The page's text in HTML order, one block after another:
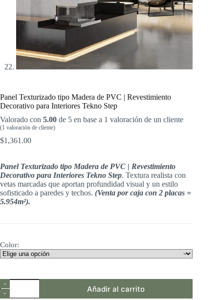
Panel Texturizado tipo Madera de PVC | Revestimiento
Decorativo para Interiores Tekno Step
Valorado con 5.00 de 5 en base a 1 valoración de un cliente
(1 valoración de cliente)
$1,361.00
Panel Texturizado tipo Madera de PVC | Revestimiento
Decorativo para Interiores Tekno Step. Textura realista con
vetas marcadas que aportan profundidad visual y un estilo
sofisticado a paredes y techos. (Venta por caja con 2 placas =
5.954m²).
Color:
Panel
Texturizado
Añadir al carrito